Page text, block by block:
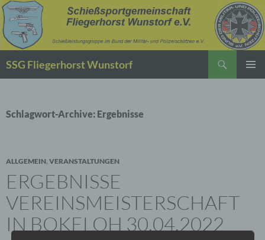
SSG Fliegerhorst Wunstorf
Schlagwort-Archive: Ergebnisse
ALLGEMEIN, VERANSTALTUNGEN
ERGEBNISSE
VEREINSMEISTERSCHAFT
IN BOKELOH 30.04.2022